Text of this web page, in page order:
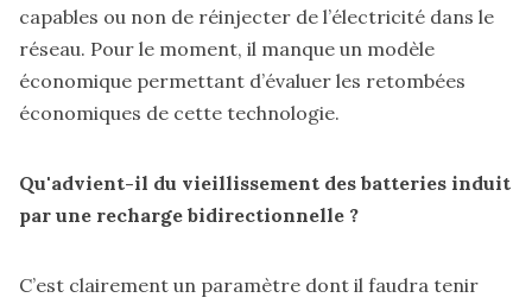
capables ou non de réinjecter de l’électricité dans le
réseau. Pour le moment, il manque un modèle
économique permettant d’évaluer les retombées
économiques de cette technologie.
Qu'advient-il du vieillissement des batteries induit
par une recharge bidirectionnelle ?
C’est clairement un paramètre dont il faudra tenir